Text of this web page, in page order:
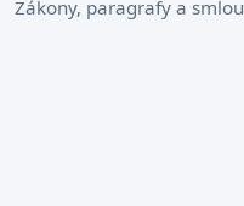
Zákony, paragrafy a